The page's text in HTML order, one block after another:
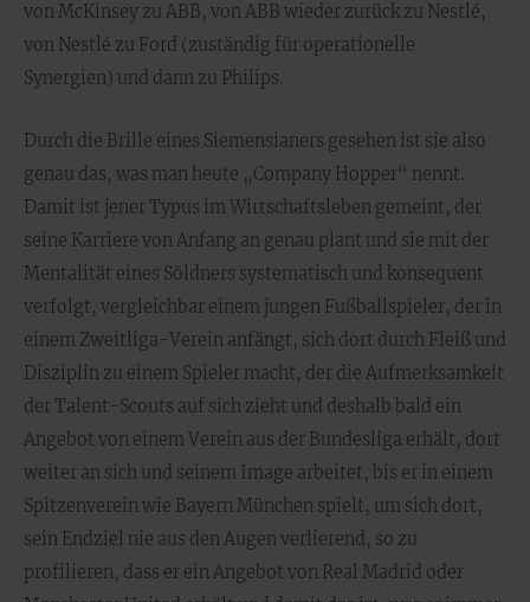
von McKinsey zu ABB, von ABB wieder zurück zu Nestlé,
von Nestlé zu Ford (zuständig für operationelle
Synergien) und dann zu Philips.
Durch die Brille eines Siemensianers gesehen ist sie also
genau das, was man heute „Company Hopper“ nennt.
Damit ist jener Typus im Wirtschaftsleben gemeint, der
seine Karriere von Anfang an genau plant und sie mit der
Mentalität eines Söldners systematisch und konsequent
verfolgt, vergleichbar einem jungen Fußballspieler, der in
einem Zweitliga-Verein anfängt, sich dort durch Fleiß und
Disziplin zu einem Spieler macht, der die Aufmerksamkeit
der Talent-Scouts auf sich zieht und deshalb bald ein
Angebot von einem Verein aus der Bundesliga erhält, dort
weiter an sich und seinem Image arbeitet, bis er in einem
Spitzenverein wie Bayern München spielt, um sich dort,
sein Endziel nie aus den Augen verlierend, so zu
profilieren, dass er ein Angebot von Real Madrid oder